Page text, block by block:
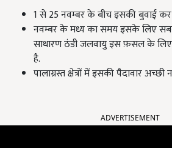
1 से 25 नवम्बर के बीच इसकी बुवाई कर
नवम्बर के मध्य का समय इसके लिए
साधारण ठंडी जलवायु इस फ़सल के लिए
है.
पालाग्रस्त क्षेत्रों में इसकी पैदावार अच्छी
ADVERTISEMENT